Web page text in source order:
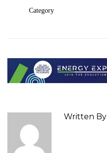
Category
Written By